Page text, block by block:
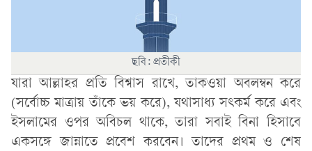
ছবি: প্রতীকী
যারা আল্লাহর প্রতি বিশ্বাস রাখে, তাকওয়া অবলম্বন করে
(সর্বোচ্চ মাত্রায় তাঁকে ভয় করে), যথাসাধ্য সৎকর্ম করে এবং
ইসলামের ওপর অবিচল থাকে, তারা সবাই বিনা হিসাবে
একসঙ্গে জান্নাতে প্রবেশ করবেন। তাদের প্রথম ও শেষ